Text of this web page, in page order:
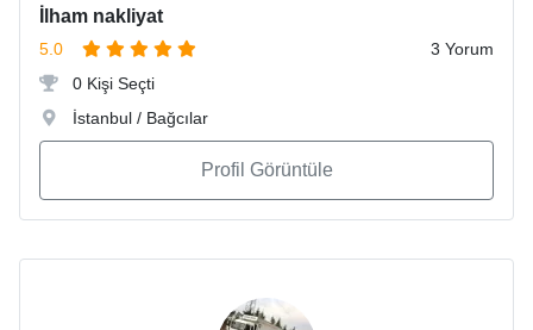
İlham nakliyat
5.0
3 Yorum
0 Kişi Seçti
İstanbul / Bağcılar
Profil Görüntüle